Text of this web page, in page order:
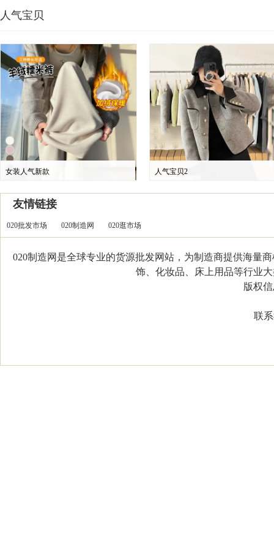
人气宝贝
女装人气新款 人气宝贝2
友情链接
020批发市场 020制造网 020逛市场
020制造网是全球专业的货源批发网站，为制造商提供海量
饰、化妆品、床上用品等行业
版权信
联